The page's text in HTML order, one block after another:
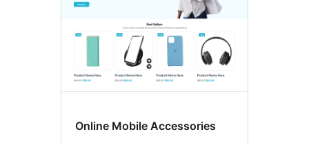
Online Mobile Accessories